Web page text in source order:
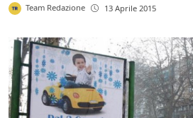
Team Redazione 13 Aprile 2015